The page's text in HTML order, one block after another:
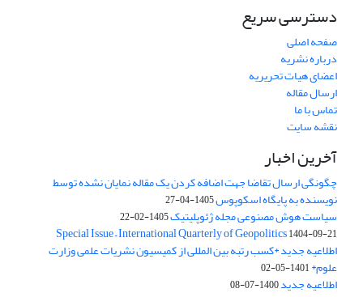
دسترسی سریع
صفحه اصلی
درباره نشریه
اعضای هیات تحریریه
ارسال مقاله
تماس با ما
نقشه سایت
آخرین اخبار
چگونگی ارسال تقاضا جهت اضافه کردن یک مقاله نمایان نشده توسط
نویسنده به پایگاه اسکوپوس1405-04-27
سیاست هوش مصنوعی مجله ژئوپلیتیک1405-02-22
Special Issue – International Quarterly of Geopolitics1404-09-21
اطلاعیه جدید *کسب رتبه بین المللی از کمیسیون نشریات علمی وزارت
علوم*1401-05-02
اطلاعیه جدید1400-07-08